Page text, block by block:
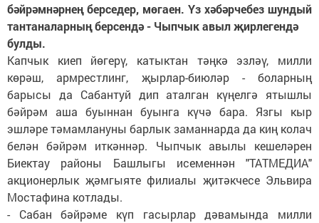
бәйрәмнәрнең берседер, мөгаен. Үз хәбәрчебез шундый
тантаналарның берсендә - Чыпчык авыл җирлегендә
булды.
Капчык киеп йөгерү, катыктан тәңкә эзләү, милли
көрәш, армрестлинг, җырлар-биюләр - боларның
барысы да Сабантуй дип аталган күңелгә ятышлы
бәйрәм аша буыннан буынга күчә бара. Язгы кыр
эшләре тәмамлануны барлык заманнарда да киң колач
белән бәйрәм иткәннәр. Чыпчык авылы кешеләрен
Биектау районы Башлыгы исеменнән "ТАТМЕДИА"
акционерлык җәмгыяте филиалы җитәкчесе Эльвира
Мостафина котлады.
- Сабан бәйрәме күп гасырлар дәвамында милли